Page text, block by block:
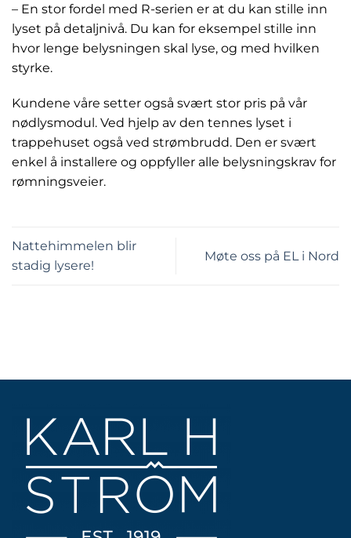
– En stor fordel med R-serien er at du kan stille inn
lyset på detaljnivå. Du kan for eksempel stille inn
hvor lenge belysningen skal lyse, og med hvilken
styrke.
Kundene våre setter også svært stor pris på vår
nødlysmodul. Ved hjelp av den tennes lyset i
trappehuset også ved strømbrudd. Den er svært
enkel å installere og oppfyller alle belysningskrav for
rømningsveier.
Nattehimmelen blir
stadig lysere!
Møte oss på EL i Nord